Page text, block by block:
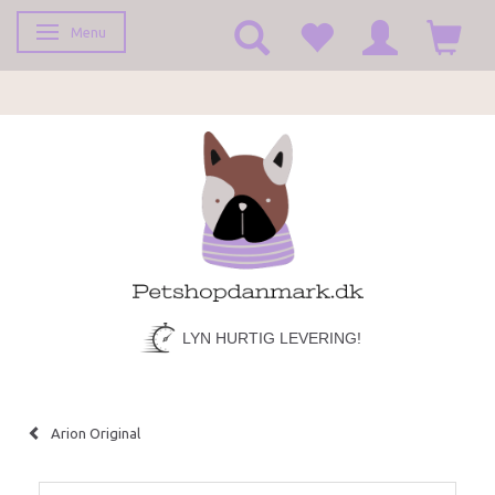
Skifte navigation
Menu
LYN HURTIG LEVERING!
Arion Original